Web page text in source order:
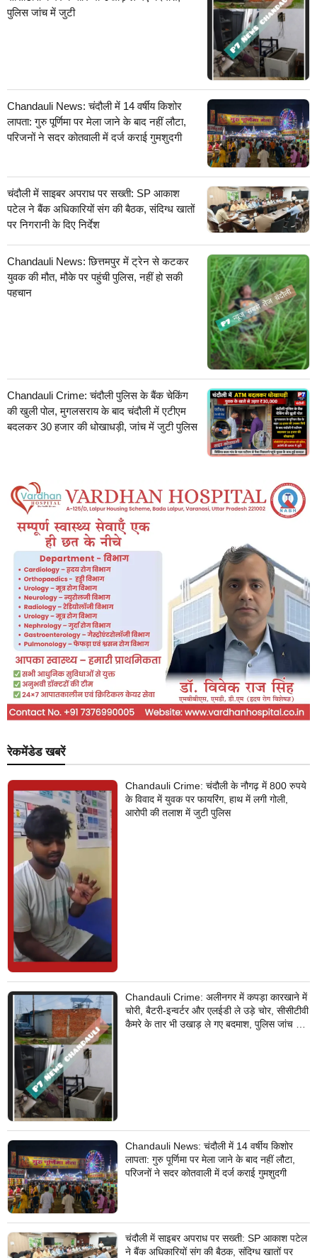
पुलिस जांच में जुटी
Chandauli News: चंदौली में 14 वर्षीय किशोर
लापता: गुरु पूर्णिमा पर मेला जाने के बाद नहीं लौटा,
परिजनों ने सदर कोतवाली में दर्ज कराई गुमशुदगी
चंदौली में साइबर अपराध पर सख्ती: SP आकाश
पटेल ने बैंक अधिकारियों संग की बैठक, संदिग्ध खातों
पर निगरानी के दिए निर्देश
Chandauli News: छित्तमपुर में ट्रेन से कटकर
युवक की मौत, मौके पर पहुंची पुलिस, नहीं हो सकी
पहचान
Chandauli Crime: चंदौली पुलिस के बैंक चेकिंग
की खुली पोल, मुगलसराय के बाद चंदौली में एटीएम
बदलकर 30 हजार की धोखाधड़ी, जांच में जुटी पुलिस
रेकमेंडेड खबरें
Chandauli Crime: चंदौली के नौगढ़ में 800 रुपये
के विवाद में युवक पर फायरिंग, हाथ में लगी गोली,
आरोपी की तलाश में जुटी पुलिस
Chandauli Crime: अलीनगर में कपड़ा कारखाने में
चोरी, बैटरी-इन्वर्टर और एलईडी ले उड़े चोर, सीसीटीवी
कैमरे के तार भी उखाड़ ले गए बदमाश, पुलिस जांच में
Chandauli News: चंदौली में 14 वर्षीय किशोर
लापता: गुरु पूर्णिमा पर मेला जाने के बाद नहीं लौटा,
परिजनों ने सदर कोतवाली में दर्ज कराई गुमशुदगी
चंदौली में साइबर अपराध पर सख्ती: SP आकाश पटेल
ने बैंक अधिकारियों संग की बैठक, संदिग्ध खातों पर